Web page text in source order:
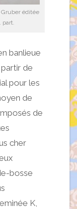
éditée
part.
banlieue
de
pour les
de
de
cher
bosse
K,